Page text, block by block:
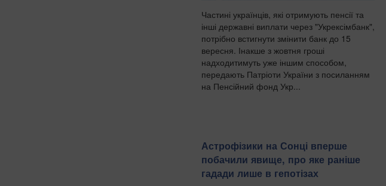
Частині українців, які отримують пенсії та
інші державні виплати через "Укрексімбанк",
потрібно встигнути змінити банк до 15
вересня. Інакше з жовтня гроші
надходитимуть уже іншим способом,
передають Патріоти України з посиланням
на Пенсійний фонд Укр...
Астрофізики на Сонці вперше
побачили явище, про яке раніше
гадади лише в гепотізах